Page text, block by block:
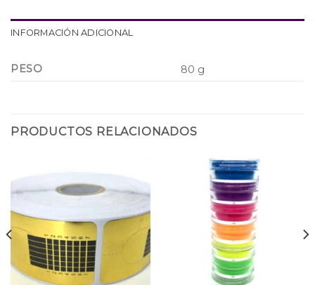
INFORMACIÓN ADICIONAL
PESO 80 g
PRODUCTOS RELACIONADOS